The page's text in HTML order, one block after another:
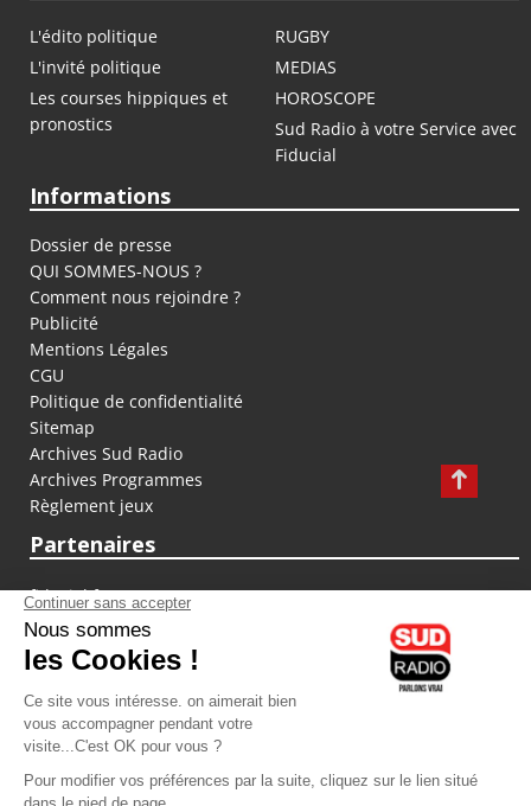
L'édito politique
RUGBY
L'invité politique
MEDIAS
Les courses hippiques et
pronostics
HOROSCOPE
Sud Radio à votre Service avec
Fiducial
Informations
Dossier de presse
QUI SOMMES-NOUS ?
Comment nous rejoindre ?
Publicité
Mentions Légales
CGU
Politique de confidentialité
Sitemap
Archives Sud Radio
Archives Programmes
Règlement jeux
Partenaires
fiducial.fr
lyoncapitale.fr
olympique-et-lyonnais.com
L'application Iphone / Android
Téléchargez l'application